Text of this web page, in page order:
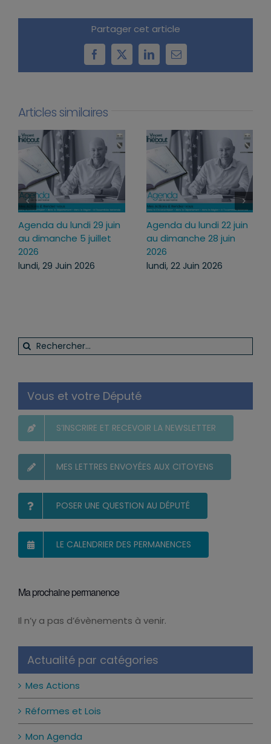
Partager cet article
Facebook
X LinkedInEmail
Articles similaires
juin
Agenda du lundi 13
juillet au dimanche 19
lundi, 13 Juil 2026
Agenda du lundi 6
au dimanche 12 juillet
lundi, 6 Juil 2026
Rechercher:
Vous et votre Député
S’INSCRIRE ET RECEVOIR LA NEWSLETTER
MES LETTRES ENVOYÉES AUX CITOYENS
POSER UNE QUESTION AU DÉPUTÉ
LE CALENDRIER DES PERMANENCES
Ma prochaine permanence
Notice
Il n’y a pas d’évènements à venir.
Actualité par catégories
Mes Actions
Réformes et Lois
Mon Agenda